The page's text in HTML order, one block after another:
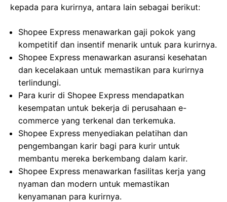
kepada para kurirnya, antara lain sebagai berikut:
Shopee Express menawarkan gaji pokok yang
kompetitif dan insentif menarik untuk para kurirnya.
Shopee Express menawarkan asuransi kesehatan
dan kecelakaan untuk memastikan para kurirnya
terlindungi.
Para kurir di Shopee Express mendapatkan
kesempatan untuk bekerja di perusahaan e-
commerce yang terkenal dan terkemuka.
Shopee Express menyediakan pelatihan dan
pengembangan karir bagi para kurir untuk
membantu mereka berkembang dalam karir.
Shopee Express menawarkan fasilitas kerja yang
nyaman dan modern untuk memastikan
kenyamanan para kurirnya.